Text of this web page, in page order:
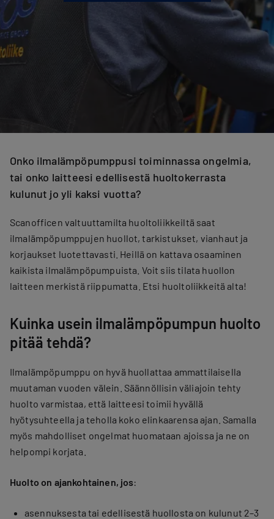
Onko ilmalämpöpumppusi toiminnassa ongelmia,
tai onko laitteesi edellisestä huoltokerrasta
kulunut jo yli kaksi vuotta?
Scanofficen valtuuttamilta huoltoliikkeiltä saat
ilmalämpöpumppujen huollot, tarkistukset, vianhaut ja
korjaukset luotettavasti. Heillä on kattava osaaminen
kaikista ilmalämpöpumpuista. Voit siis tilata huollon
laitteen merkistä riippumatta. Etsi huoltoliikkeitä alta!
Kuinka usein ilmalämpöpumpun huolto
pitää tehdä?
Ilmalämpöpumppu on hyvä huollattaa ammattilaisella
muutaman vuoden välein. Säännöllisin väliajoin tehty
huolto varmistaa, että laitteesi toimii hyvällä
hyötysuhteella ja teholla koko elinkaarensa ajan. Samalla
myös mahdolliset ongelmat huomataan ajoissa ja ne on
helpompi korjata.
Huolto on ajankohtainen, jos:
asennuksesta tai edellisestä huollosta on kulunut 2–3